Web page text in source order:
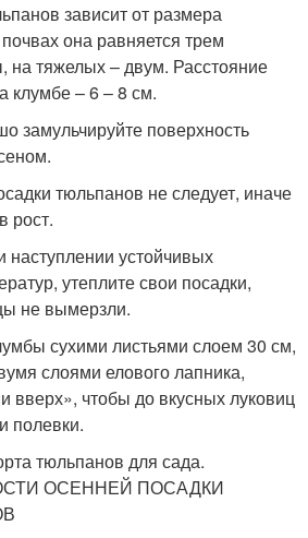
зависит от размера
она равняется трем
на тяжелых – двум. Расстояние
клумбе – 6 – 8 см.
замульчируйте поверхность
тюльпанов не следует, иначе
рост.
устойчивых
утеплите свои посадки,
не вымерзли.
сухими листьями слоем 30 см,
слоями елового лапника,
вверх», чтобы до вкусных луковиц
полевки.